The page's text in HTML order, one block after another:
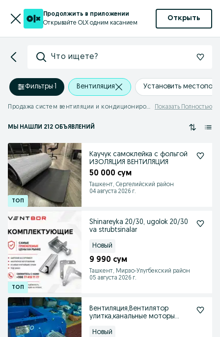
Продолжить в приложении
Открывайте OLX одним касанием
Открыть
Что ищете?
Фильтры·1 Вентиляция Установить
Продажа систем вентиляции и кондиционирования Показать Полностью
МЫ НАШЛИ 212 ОБЪЯВЛЕНИЙ
Каучук самоклейка с фольгой
ИЗОЛЯЦИЯ ВЕНТИЛЯЦИЯ
50 000 сум
Ташкент, Сергелийский район
04 августа 2026 г.
Shinareyka 20/30, ugolok 20/30
va strubtsinalar
Новый
9 990 сум
Ташкент, Мирзо-Улугбекский район
05 августа 2026 г.
Вентиляция,Вентилятор
улитка,канальные моторы
Новый